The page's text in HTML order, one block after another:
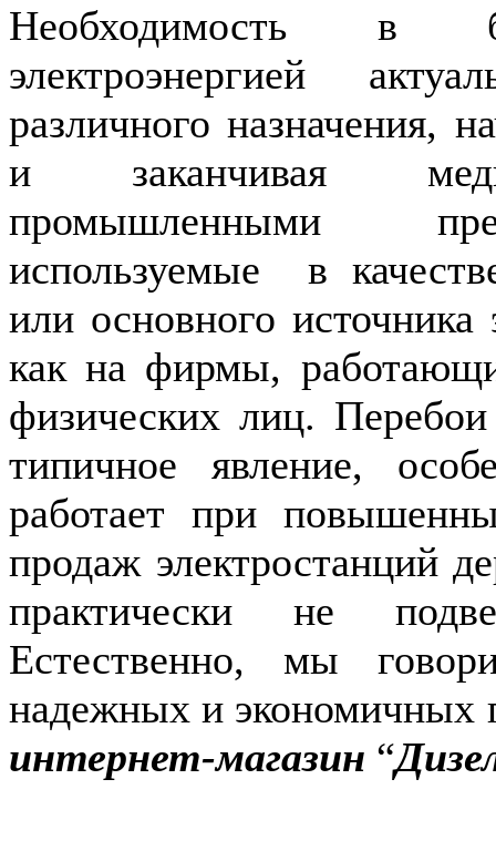
Необходимость в
электроэнергией
различного назначения,
и заканчивая
промышленными
используемые в
или основного источника
как на фирмы,
физических лиц.
типичное явление,
работает при
продаж электростанций
практически не
Естественно, мы
надежных и экономичных
интернет-магазин “